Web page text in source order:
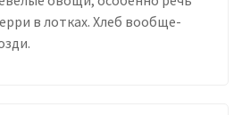
в лотках. Хлеб вообще-